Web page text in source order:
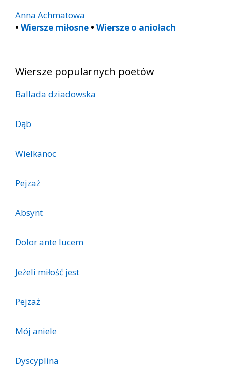
Anna Achmatowa
• Wiersze miłosne • Wiersze o aniołach
Wiersze popularnych poetów
Ballada dziadowska
Dąb
Wielkanoc
Pejzaż
Absynt
Dolor ante lucem
Jeżeli miłość jest
Pejzaż
Mój aniele
Dyscyplina